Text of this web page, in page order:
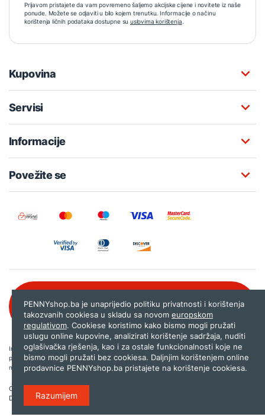
Prijavom pristajete da vam povremeno šaljemo akcijske cijene i novitete iz naše
ponude. Možete se odjaviti u bilo kojem trenutku. Informacije o načinu
korištenja ličnih podataka dostupne su uslovima korištenja.
Kupovina
Servisi
Informacije
Povežite se
080 020 261
Internet trgovina PENNYshop.ba nastoji objavljivati samo provjerene i pravilne
podatke. Ako na našoj stranici otkrijete neistinite, odnosno neadekvatne informacije,
molimo vas da nam to javite nashop@pennyplus.com .
Copyright © 2026.
Dizajn i programiranje:
PENNYshop.ba je unaprijedio politiku privatnosti i korištenja
takozvanih cookiesa u skladu sa novom europskom
regulativom. Cookiese koristimo kako bismo mogli pružati
uslugu online kupovine, analizirati korištenje sadržaja, nuditi
oglašivačka rješenja, kao i za ostale funkcionalnosti koje ne
bismo mogli pružati bez cookiesa. Daljnjim korištenjem online
prodavnice PENNYshop.ba pristajete na korištenje cookiesa.
Razumijem